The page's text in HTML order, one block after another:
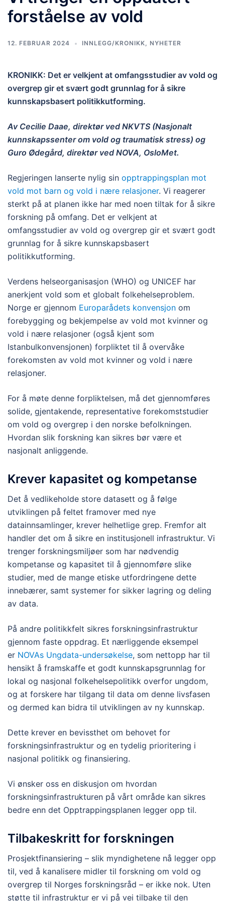
forståelse av vold
12. FEBRUAR 2024 INNLEGG/KRONIKK, NYHETER
KRONIKK: Det er velkjent at omfangsstudier av vold og
overgrep gir et svært godt grunnlag for å sikre
kunnskapsbasert politikkutforming.
Av Cecilie Daae, direktør ved NKVTS (Nasjonalt
kunnskapssenter om vold og traumatisk stress) og
Guro Ødegård, direktør ved NOVA, OsloMet.
Regjeringen lanserte nylig sin opptrappingsplan mot
vold mot barn og vold i nære relasjoner. Vi reagerer
sterkt på at planen ikke har med noen tiltak for å sikre
forskning på omfang. Det er velkjent at
omfangsstudier av vold og overgrep gir et svært godt
grunnlag for å sikre kunnskapsbasert
politikkutforming.
Verdens helseorganisasjon (WHO) og UNICEF har
anerkjent vold som et globalt folkehelseproblem.
Norge er gjennom Europarådets konvensjon om
forebygging og bekjempelse av vold mot kvinner og
vold i nære relasjoner (også kjent som
Istanbulkonvensjonen) forpliktet til å overvåke
forekomsten av vold mot kvinner og vold i nære
relasjoner.
For å møte denne forpliktelsen, må det gjennomføres
solide, gjentakende, representative forekomststudier
om vold og overgrep i den norske befolkningen.
Hvordan slik forskning kan sikres bør være et
nasjonalt anliggende.
Krever kapasitet og kompetanse
Det å vedlikeholde store datasett og å følge
utviklingen på feltet framover med nye
datainnsamlinger, krever helhetlige grep. Fremfor alt
handler det om å sikre en institusjonell infrastruktur. Vi
trenger forskningsmiljøer som har nødvendig
kompetanse og kapasitet til å gjennomføre slike
studier, med de mange etiske utfordringene dette
innebærer, samt systemer for sikker lagring og deling
av data.
På andre politikkfelt sikres forskningsinfrastruktur
gjennom faste oppdrag. Et nærliggende eksempel
er NOVAs Ungdata-undersøkelse, som nettopp har til
hensikt å framskaffe et godt kunnskapsgrunnlag for
lokal og nasjonal folkehelsepolitikk overfor ungdom,
og at forskere har tilgang til data om denne livsfasen
og dermed kan bidra til utviklingen av ny kunnskap.
Dette krever en bevissthet om behovet for
forskningsinfrastruktur og en tydelig prioritering i
nasjonal politikk og finansiering.
Vi ønsker oss en diskusjon om hvordan
forskningsinfrastrukturen på vårt område kan sikres
bedre enn det Opptrappingsplanen legger opp til.
Tilbakeskritt for forskningen
Prosjektfinansiering – slik myndighetene nå legger opp
til, ved å kanalisere midler til forskning om vold og
overgrep til Norges forskningsråd – er ikke nok. Uten
støtte til infrastruktur er vi på vei tilbake til den